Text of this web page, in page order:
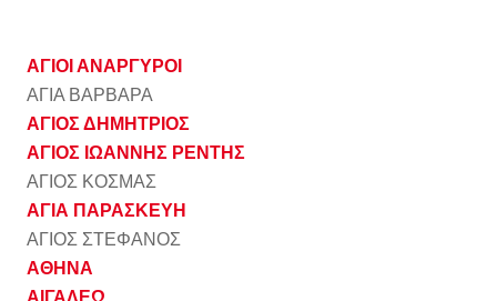
ΑΓΙΟΙ ΑΝΑΡΓΥΡΟΙ
ΑΓΙΑ ΒΑΡΒΑΡΑ
ΑΓΙΟΣ ΔΗΜΗΤΡΙΟΣ
ΑΓΙΟΣ ΙΩΑΝΝΗΣ ΡΕΝΤΗΣ
ΑΓΙΟΣ ΚΟΣΜΑΣ
ΑΓΙΑ ΠΑΡΑΣΚΕΥΗ
ΑΓΙΟΣ ΣΤΕΦΑΝΟΣ
ΑΘΗΝΑ